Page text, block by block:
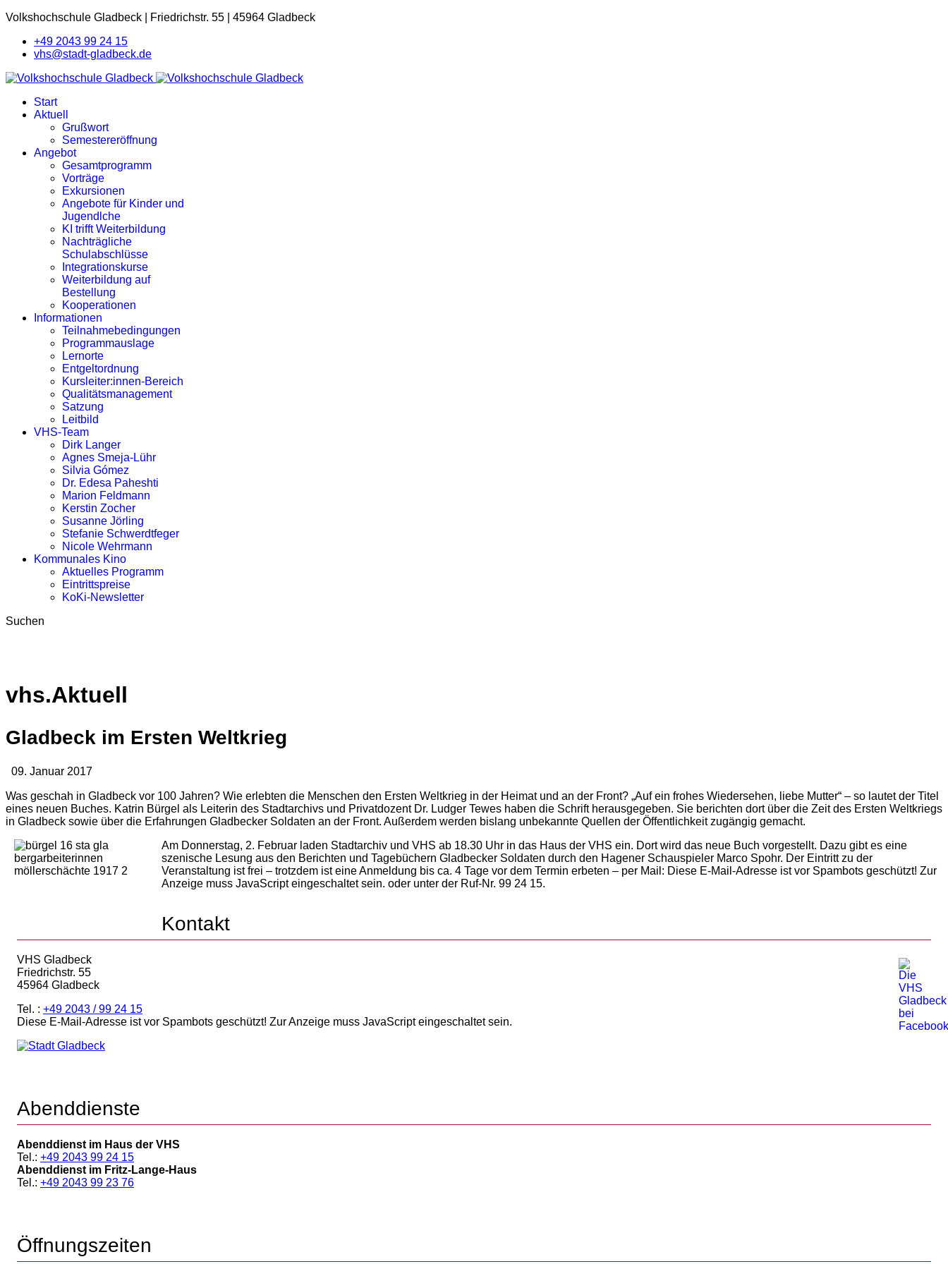
Volkshochschule Gladbeck Friedrichstr. 55
45964 Gladbeck
+49 2043 99 24 15
vhs@stadt-gladbeck.de
Start
Aktuell
Grußwort
Semestereröffnung
Angebot
Gesamtprogramm
Vorträge
Exkursionen
Angebote für Kinder und
Jugendlche
KI trifft Weiterbildung
Nachträgliche
Schulabschlüsse
Integrationskurse
Weiterbildung auf
Bestellung
Kooperationen
Informationen
Teilnahmebedingungen
Programmauslage
Lernorte
Entgeltordnung
Kursleiter:innen-Bereich
Qualitätsmanagement
Satzung
Leitbild
VHS-Team
Dirk Langer
Agnes Smeja-Lühr
Silvia Gómez
Dr. Edesa Paheshti
Marion Feldmann
Kerstin Zocher
Susanne Jörling
Stefanie Schwerdtfeger
Nicole Wehrmann
Kommunales Kino
Aktuelles Programm
Eintrittspreise
KoKi-Newsletter
Suchen
vhs.Aktuell
Gladbeck im Ersten Weltkrieg
09. Januar 2017
Was geschah in Gladbeck vor 100 Jahren? Wie erlebten die Menschen den Ersten Weltkrieg in der Heimat und an der Front? „Auf ein frohes Wiedersehen, liebe Mutter“ – so lautet der Titel
eines neuen Buches. Katrin Bürgel als Leiterin des Stadtarchivs und Privatdozent Dr. Ludger Tewes haben die Schrift herausgegeben. Sie berichten dort über die Zeit des Ersten Weltkriegs
in Gladbeck sowie über die Erfahrungen Gladbecker Soldaten an der Front. Außerdem werden bislang unbekannte Quellen der Öffentlichkeit zugängig gemacht.
Am Donnerstag, 2. Februar laden Stadtarchiv und VHS ab 18.30 Uhr in das Haus der VHS ein. Dort wird das neue Buch vorgestellt. Dazu gibt es eine
szenische Lesung aus den Berichten und Tagebüchern Gladbecker Soldaten durch den Hagener Schauspieler Marco Spohr. Der Eintritt zu der
Veranstaltung ist frei – trotzdem ist eine Anmeldung bis ca. 4 Tage vor dem Termin erbeten – per Mail: Diese E-Mail-Adresse ist vor Spambots geschützt! Zur
Anzeige muss JavaScript eingeschaltet sein. oder unter der Ruf-Nr. 99 24 15.
Kontakt
VHS Gladbeck
Friedrichstr. 55
45964 Gladbeck
Tel. : +49 2043 / 99 24 15
Diese E-Mail-Adresse ist vor Spambots geschützt! Zur Anzeige muss JavaScript eingeschaltet sein.
Abenddienste
Abenddienst im Haus der VHS
Tel.: +49 2043 99 24 15
Abenddienst im Fritz-Lange-Haus
Tel.: +49 2043 99 23 76
Öffnungszeiten